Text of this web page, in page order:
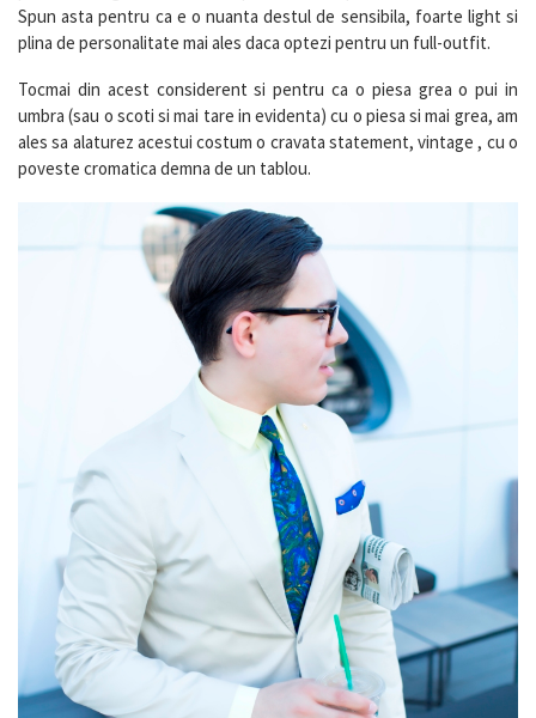
Spun asta pentru ca e o nuanta destul de sensibila, foarte light si
plina de personalitate mai ales daca optezi pentru un full-outfit.
Tocmai din acest considerent si pentru ca o piesa grea o pui in
umbra (sau o scoti si mai tare in evidenta) cu o piesa si mai grea, am
ales sa alaturez acestui costum o cravata statement, vintage , cu o
poveste cromatica demna de un tablou.